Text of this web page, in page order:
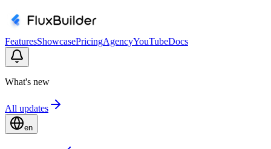
FeaturesShowcasePricingAgencyYouTubeDocs
What's new
All updates
en